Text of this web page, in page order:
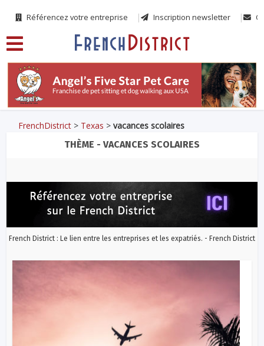
Référencez votre entreprise Inscription newsletter
FrenchDistrict > Texas >vacances scolaires
THÈME - VACANCES SCOLAIRES
French District : Le lien entre les entreprises et les expatriés. - French District